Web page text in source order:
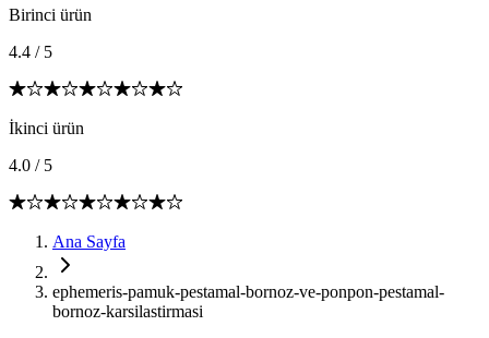
Birinci ürün
4.4 / 5
İkinci ürün
4.0 / 5
Ana Sayfa
ephemeris-pamuk-pestamal-bornoz-ve-ponpon-pestamal-
bornoz-karsilastirmasi